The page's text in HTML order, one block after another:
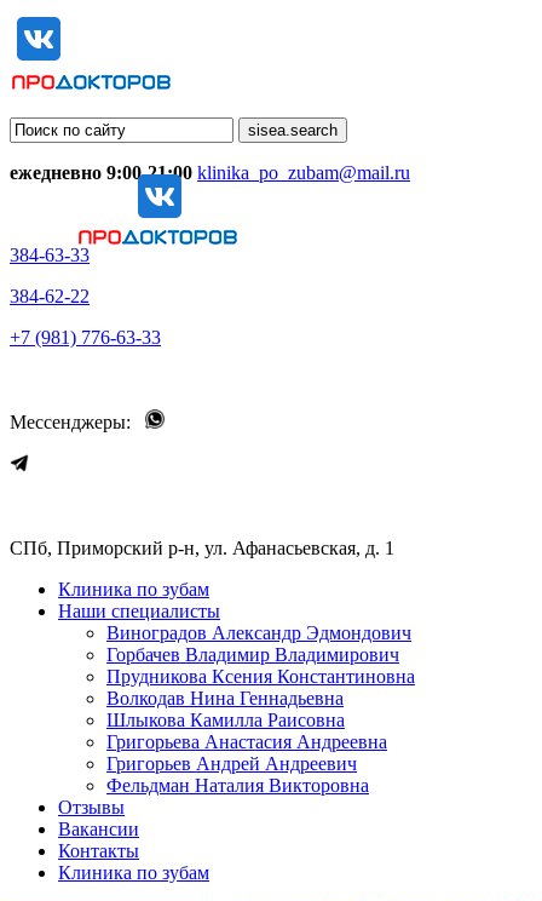
ежедневно 9:00-21:00 klinika_po_zubam@mail.ru
384-63-33
384-62-22
+7 (981) 776-63-33
Мессенджеры:
СПб, Приморский р-н, ул. Афанасьевская, д. 1
Клиника по зубам
Наши специалисты
Виноградов Александр Эдмондович
Горбачев Владимир Владимирович
Прудникова Ксения Константиновна
Волкодав Нина Геннадьевна
Шлыкова Камилла Раисовна
Григорьева Анастасия Андреевна
Григорьев Андрей Андреевич
Фельдман Наталия Викторовна
Отзывы
Вакансии
Контакты
Клиника по зубам